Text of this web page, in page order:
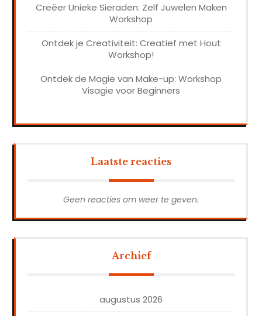
Creëer Unieke Sieraden: Zelf Juwelen Maken
Workshop
Ontdek je Creativiteit: Creatief met Hout
Workshop!
Ontdek de Magie van Make-up: Workshop
Visagie voor Beginners
Laatste reacties
Geen reacties om weer te geven.
Archief
augustus 2026